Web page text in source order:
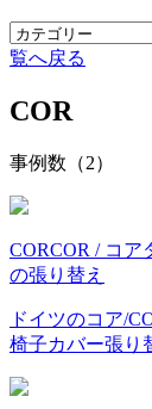
覧へ戻る
COR
事例数（2）
CORCOR / コア
の張り替え
ドイツのコア/
椅子カバー張り